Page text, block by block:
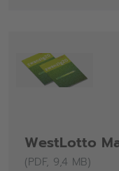
WestLotto
(PDF, 9,4 MB)